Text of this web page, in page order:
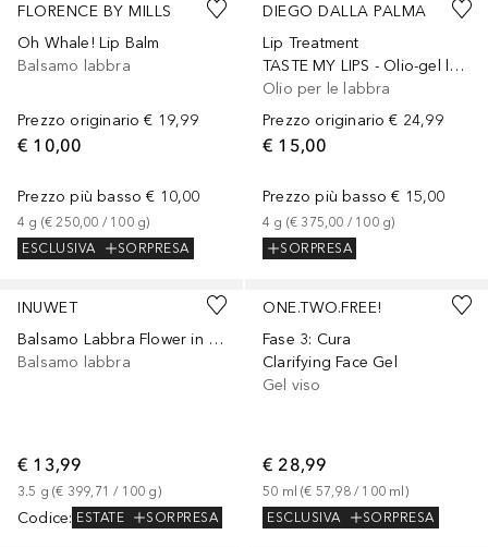
FLORENCE BY MILLS
Oh Whale! Lip Balm
Balsamo labbra
Prezzo originario € 19,99
€ 10,00
Prezzo più basso € 10,00
4 g (€ 250,00 / 100 g)
ESCLUSIVA
SORPRESA
DIEGO DALLA PALMA
Lip Treatment
TASTE MY LIPS - Olio-gel labbra
Olio per le labbra
Prezzo originario € 24,99
€ 15,00
Prezzo più basso € 15,00
4 g (€ 375,00 / 100 g)
SORPRESA
INUWET
Balsamo Labbra Flower in a Box - Ph Reagente
Balsamo labbra
€ 13,99
3.5 g (€ 399,71 / 100 g)
Codice: ESTATE SORPRESA
ONE.TWO.FREE!
Fase 3: Cura
Clarifying Face Gel
Gel viso
€ 28,99
50 ml (€ 57,98 / 100 ml)
ESCLUSIVA
SORPRESA